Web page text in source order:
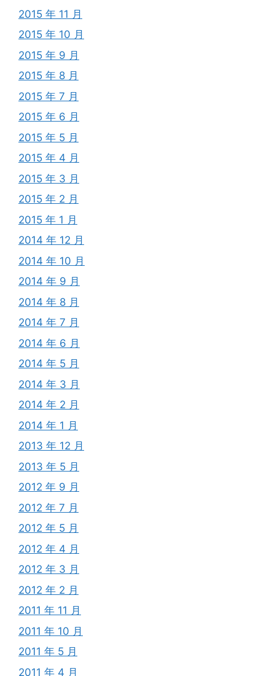
2015 年 11 月
2015 年 10 月
2015 年 9 月
2015 年 8 月
2015 年 7 月
2015 年 6 月
2015 年 5 月
2015 年 4 月
2015 年 3 月
2015 年 2 月
2015 年 1 月
2014 年 12 月
2014 年 10 月
2014 年 9 月
2014 年 8 月
2014 年 7 月
2014 年 6 月
2014 年 5 月
2014 年 3 月
2014 年 2 月
2014 年 1 月
2013 年 12 月
2013 年 5 月
2012 年 9 月
2012 年 7 月
2012 年 5 月
2012 年 4 月
2012 年 3 月
2012 年 2 月
2011 年 11 月
2011 年 10 月
2011 年 5 月
2011 年 4 月